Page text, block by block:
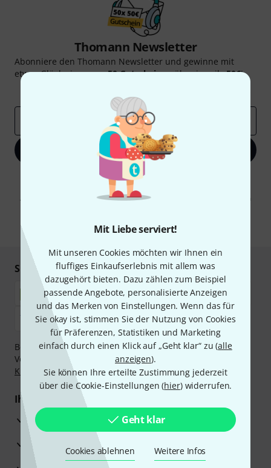
Mit Liebe serviert!
Mit unseren Cookies möchten wir Ihnen ein
fluffiges Einkaufserlebnis mit allem was
dazugehört bieten. Dazu zählen zum Beispiel
passende Angebote, personalisierte Anzeigen
und das Merken von Einstellungen. Wenn das für
Sie okay ist, stimmen Sie der Nutzung von Cookies
für Präferenzen, Statistiken und Marketing
einfach durch einen Klick auf „Geht klar“ zu (alle
anzeigen).
Sie können Ihre erteilte Zustimmung jederzeit
über die Cookie-Einstellungen (hier) widerrufen.
Geht klar
Cookies ablehnen Weitere Infos
Thomann Newsletter
Abonniere den Thomann Newsletter und gewinne mit
etwas Glück einen von50 Gutscheinenüber jeweils50€!
Jetzt anmelden
Mit Klick auf „Jetzt anmelden“ stimmen Sie dem Erhalt von E-Mail-
Werbung und einer Messung des E-Mail-Nutzungsverhaltens zu. Die
Abmeldung ist jederzeit möglich. Weitere Informationen finden Sie in
* Pflichtfeld
Sicher einkaufen & bezahlen
Bezahlen Sie vertraulich und sicher per Nachnahme,
Vorkasse, PayPal, Amazon Pay,Klarna Sofort bezahlen
Klarna Ratenzahlungoder Kreditkarte.
Ihre Vorteile
3 Jahre Thomann Garantie
30 Tage Money-Back-Garantie